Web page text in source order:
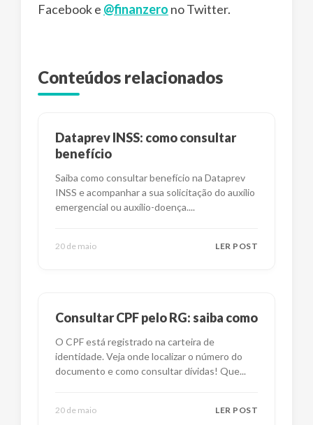
Facebook e @finanzero no Twitter.
Conteúdos relacionados
Dataprev INSS: como consultar
benefício
Saiba como consultar benefício na Dataprev
INSS e acompanhar a sua solicitação do auxílio
emergencial ou auxílio-doença....
20 de maio LER POST
Consultar CPF pelo RG: saiba como
O CPF está registrado na carteira de
identidade. Veja onde localizar o número do
documento e como consultar dívidas! Que...
20 de maio LER POST